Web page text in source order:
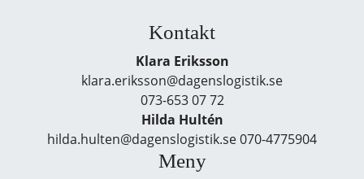
Kontakt
Klara Eriksson
klara.eriksson@dagenslogistik.se
073-653 07 72
Hilda Hultén
hilda.hulten@dagenslogistik.se 070-4775904
Meny